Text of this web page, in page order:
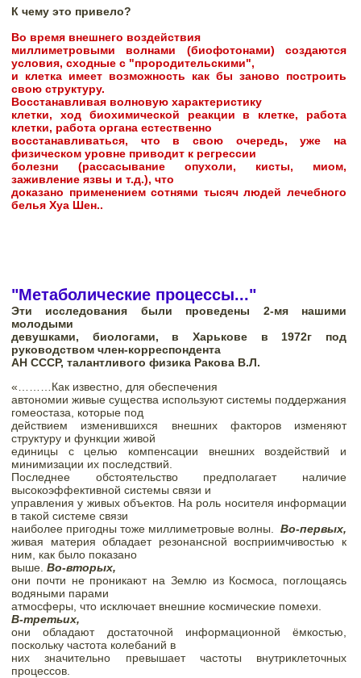
К чему это привело?
Во время внешнего воздействия
миллиметровыми волнами (биофотонами) создаются
условия, сходные с "прородительскими",
и клетка имеет возможность как бы заново построить
свою структуру.
Восстанавливая волновую характеристику
клетки, ход биохимической реакции в клетке, работа
клетки, работа органа естественно
восстанавливаться, что в свою очередь, уже на
физическом уровне приводит к регрессии
болезни (рассасывание опухоли, кисты, миом,
заживление язвы и т.д.), что
доказано применением сотнями тысяч людей лечебного
белья Хуа Шен..
"Метаболические процессы..."
Эти исследования были проведены 2-мя нашими
молодыми
девушками, биологами, в Харькове в 1972г под
руководством член-корреспондента
АН СССР, талантливого физика Ракова В.Л.
«………Как известно, для обеспечения
автономии живые существа используют системы поддержания
гомеостаза, которые под
действием изменившихся внешних факторов изменяют
структуру и функции живой
единицы с целью компенсации внешних воздействий и
минимизации их последствий.
Последнее обстоятельство предполагает наличие
высокоэффективной системы связи и
управления у живых объектов. На роль носителя информации
в такой системе связи
наиболее пригодны тоже миллиметровые волны. Во-первых,
живая материя обладает резонансной восприимчивостью к
ним, как было показано
выше. Во-вторых,
они почти не проникают на Землю из Космоса, поглощаясь
водяными парами
атмосферы, что исключает внешние космические помехи.
В-третьих,
они обладают достаточной информационной ёмкостью,
поскольку частота колебаний в
них значительно превышает частоты внутриклеточных
процессов.